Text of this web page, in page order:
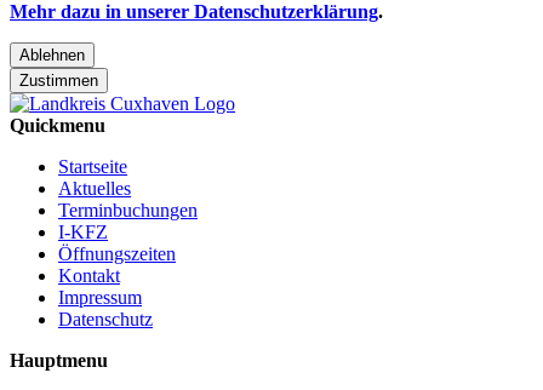
Mehr dazu in unserer Datenschutzerklärung.
Ablehnen
Zustimmen
Quickmenu
Startseite
Aktuelles
Terminbuchungen
I-KFZ
Öffnungszeiten
Kontakt
Impressum
Datenschutz
Hauptmenu